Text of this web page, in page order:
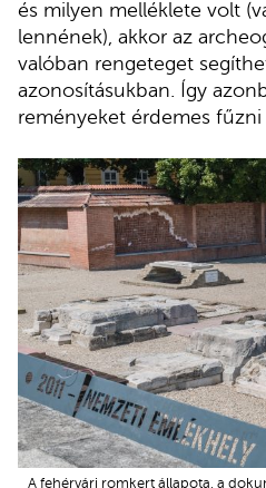
és milyen melléklete volt
lennének), akkor az
valóban rengeteget
azonosításukban. Így
reményeket érdemes fűzni
A fehérvári romkert állapota, a